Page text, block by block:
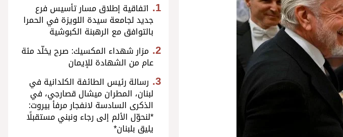
اتفاقية إطلاق مسار تأسيس فرع
جديد لجامعة سيدة اللويزة في الحمرا
بالتوافق مع الرهبنة الكبوشية
مزار شهداء المكسيك: صرح يخلّد مئة
عام من الشهادة للإيمان
رسالة رئيس الطائفة الكلدانية في
لبنان، المطران ميشال قصارجي، في
الذكرى السادسة لانفجار مرفأ بيروت:
*لنحوّل الألم إلى رجاء ونبني مستقبلًا
يليق بلبنان*